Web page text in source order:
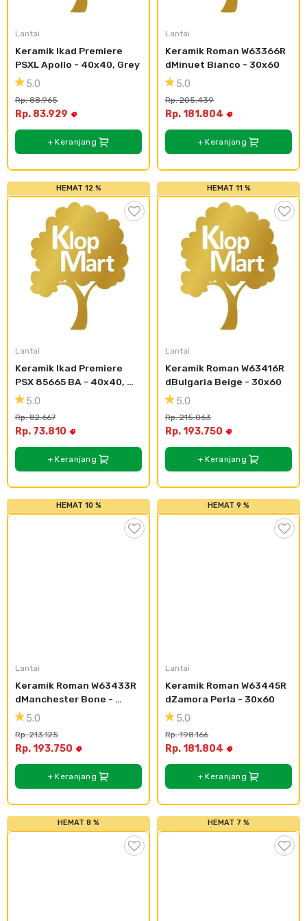
Sanitari & Aksesorisnya
Peralatan & Perkakas
Aksesoris Perabot
Scaffolding
Konstruksi
Atap & Lantai
Besi Profil & Plat
Besi Profil & Baja
Semen & Sejenisnya
Pompa dan Pipa
Lantai
Keramik Ikad Premiere
PSXL Apollo - 40x40, Grey
5.0
Rp. 88.965
Rp. 83.929
+ Keranjang
Lantai
Keramik Roman W63366R
dMinuet Bianco - 30x60
5.0
Rp. 205.439
Rp. 181.804
+ Keranjang
HEMAT 12 %
Lantai
Keramik Ikad Premiere
PSX 85665 BA - 40x40,
Kasar Bertesktur
5.0
Rp. 82.667
Rp. 73.810
+ Keranjang
HEMAT 11 %
Lantai
Keramik Roman W63416R
dBulgaria Beige - 30x60
5.0
Rp. 215.063
Rp. 193.750
+ Keranjang
HEMAT 10 %
Lantai
Keramik Roman W63433R
dManchester Bone -
30x60
5.0
Rp. 213.125
Rp. 193.750
+ Keranjang
HEMAT 9 %
Lantai
Keramik Roman W63445R
dZamora Perla - 30x60
5.0
Rp. 198.166
Rp. 181.804
+ Keranjang
HEMAT 8 % HEMAT 7 %